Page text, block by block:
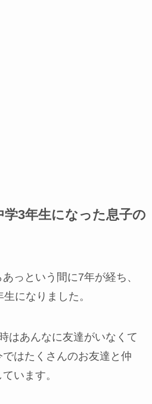
学3年生になった息子の
っという間に7年が経ち、
になりました。
はあんなに友達がいなくて
はたくさんのお友達と仲
います。